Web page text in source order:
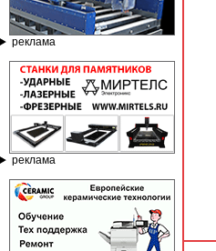
реклама
реклама